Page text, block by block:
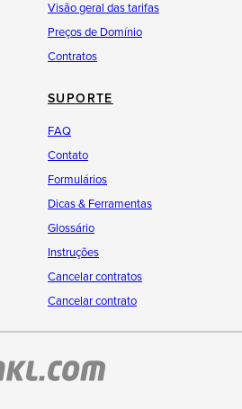
Visão geral das tarifas
Preços de Domínio
Contratos
SUPORTE
FAQ
Contato
Formulários
Dicas & Ferramentas
Glossário
Instruções
Cancelar contratos
Cancelar contrato